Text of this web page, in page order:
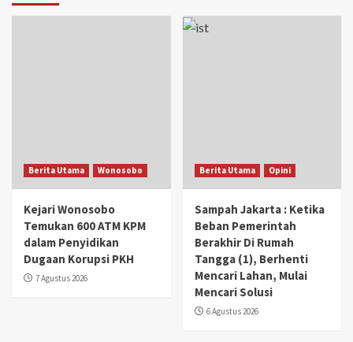
Berita Utama Wonosobo
Kejari Wonosobo
Temukan 600 ATM KPM
dalam Penyidikan
Dugaan Korupsi PKH
7 Agustus 2026
Berita Utama Opini
Sampah Jakarta : Ketika
Beban Pemerintah
Berakhir Di Rumah
Tangga (1), Berhenti
Mencari Lahan, Mulai
Mencari Solusi
6 Agustus 2026